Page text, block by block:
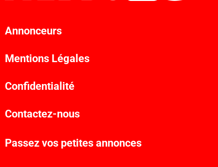
Annonceurs
Mentions Légales
Confidentialité
Contactez-nous
Passez vos petites annonces